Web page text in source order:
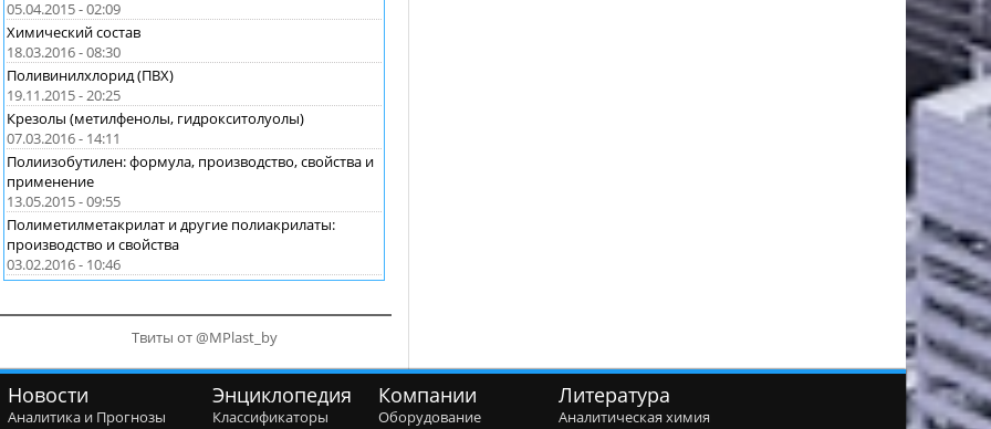
05.04.2015 - 02:09
Химический состав
18.03.2016 - 08:30
Поливинилхлорид (ПВХ)
19.11.2015 - 20:25
Крезолы (метилфенолы, гидрокситолуолы)
07.03.2016 - 14:11
Полиизобутилен: формула, производство, свойства и
применение
13.05.2015 - 09:55
Полиметилметакрилат и другие полиакрилаты:
производство и свойства
03.02.2016 - 10:46
Твиты от @MPlast_by
Новости
Аналитика и Прогнозы
Энциклопедия
Классификаторы
Компании
Оборудование
Литература
Аналитическая химия